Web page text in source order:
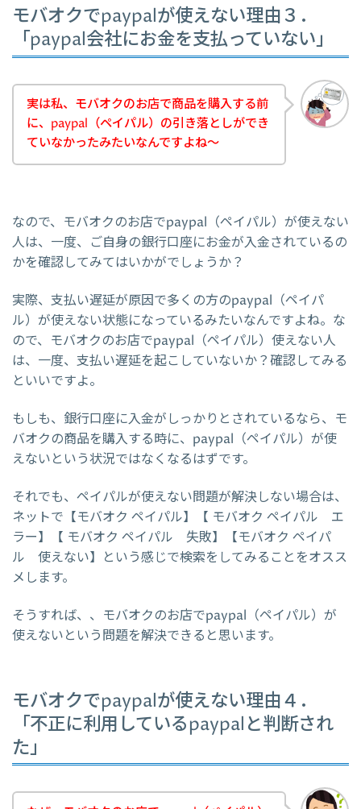
モバオクでpaypalが使えない理由３．
「paypal会社にお金を支払っていない」
実は私、モバオクのお店で商品を購入する前
に、paypal（ペイパル）の引き落としができ
ていなかったみたいなんですよね～
なので、モバオクのお店でpaypal（ペイパル）が使えない
人は、一度、ご自身の銀行口座にお金が入金されているの
かを確認してみてはいかがでしょうか？
実際、支払い遅延が原因で多くの方のpaypal（ペイパ
ル）が使えない状態になっているみたいなんですよね。な
ので、モバオクのお店でpaypal（ペイパル）使えない人
は、一度、支払い遅延を起こしていないか？確認してみる
といいですよ。
もしも、銀行口座に入金がしっかりとされているなら、モ
バオクの商品を購入する時に、paypal（ペイパル）が使
えないという状況ではなくなるはずです。
それでも、ペイパルが使えない問題が解決しない場合は、
ネットで【モバオク ペイパル】【 モバオク ペイパル エ
ラー】【 モバオク ペイパル 失敗】【モバオク ペイパ
ル 使えない】という感じで検索をしてみることをオスス
メします。
そうすれば、、モバオクのお店でpaypal（ペイパル）が
使えないという問題を解決できると思います。
モバオクでpaypalが使えない理由４．
「不正に利用しているpaypalと判断され
た」